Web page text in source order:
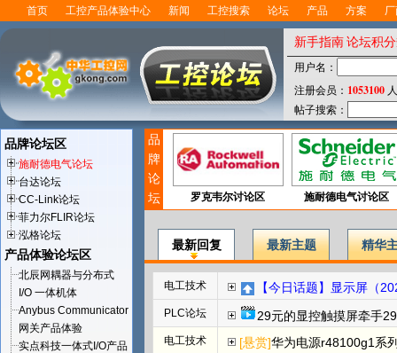
首页 工控产品体验中心 新闻 工控搜索 论坛 产品 方案
新手指南论坛积
用户名：
注册会员： 1053100
帖子搜索：
品牌论坛区
施耐德电气论坛
台达论坛
CC-Link论坛
菲力尔FLIR论坛
泓格论坛
产品体验论坛区
北辰网耦器与分布式
I/O 一体机体
Anybus Communicator
网关产品体验
实点科技一体式I/O产品
品
牌
论
坛
罗克韦尔讨论区 施耐德电气讨论区
最新回复 最新主题 精华
电工技术 【今日话题】显示屏（
PLC论坛 29元的显控触摸屏牵手
电工技术 [悬赏]华为电源r48100g1系